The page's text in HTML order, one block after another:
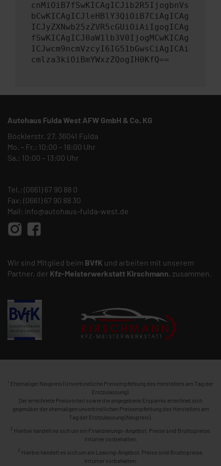
cnMiOiB7fSwKICAgICJib2R5IjogbnVs
bCwKICAgICJleHBlY3QiOiB7CiAgICAg
ICJyZXNwb25zZVR5cGUiOiAiIgogICAg
fSwKICAgICJ0aW1lb3V0IjogMCwKICAg
ICJwcm9ncmVzcyI6IG51bGwsCiAgICAi
cmlza3kiOiBmYWxzZQogIH0KfQ==
Autohaus Fulda West AFW GmbH & Co. KG
Böcklerstr. 27, 36041 Fulda
Mo. – Fr.: 10:00 – 18:00 Uhr
Sa.: 10:00 – 13:00 Uhr
Tel.: (0661) 67 90 88 0
Fax: (0661) 67 90 88 30
Mail: info@autohaus-fulda-west.de
Wir sind Mitglied beim BVfK und arbeiten mit unserem
Partner, der Kfz-Meisterwerkstatt Kirschmann, zusammen.
1 Ehemaliger Neupreis (Unverbindliche Preisempfehlung des Herstellers am Tag der
Erstzulassung).
Der errechnete Preisvorteil sowie die angegebene Ersparnis errechnet sich
gegenüber der ehemaligen unverbindlichen Preisempfehlung des Herstellers am
Tag der Erstzulassung (Neupreis).
2 Hierbei handelt es sich um ein Finanzierungs-Angebot. Preise sind Bruttopreise.
Irrtümer vorbehalten.
3 Hierbei handelt es sich um ein Leasing-Angebot. Preise sind Bruttopreise.
Irrtümer vorbehalten.